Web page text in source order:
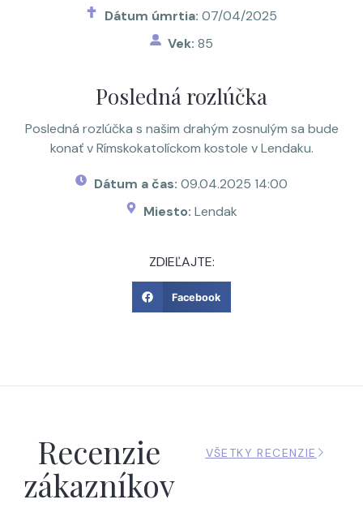
Dátum úmrtia: 07/04/2025
Vek:85
Posledná rozlúčka
Posledná rozlúčka s našim drahým zosnulým sa bude
konať v Rímskokatolíckom kostole v Lendaku.
Dátum a čas: 09.04.2025 14:00
Miesto:Lendak
ZDIEĽAJTE:
Facebook
Recenzie
zákazníkov
VŠETKY RECENZIE